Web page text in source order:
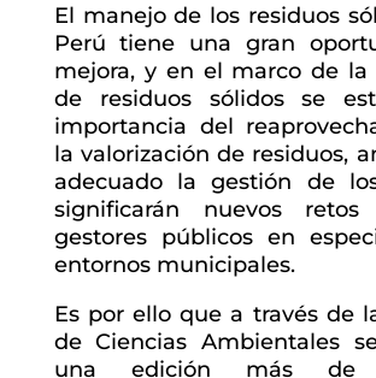
El manejo de los residuos
Perú tiene una gran
mejora, y en el marco de la
de residuos sólidos se
importancia del
la valorización de residuos,
adecuado la gestión de
significarán nuevos
gestores públicos en
entornos municipales.
Es por ello que a través de
de Ciencias Ambientales
una edición más de